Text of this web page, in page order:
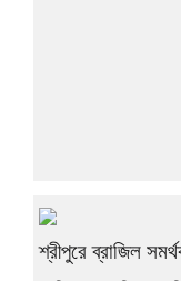
শ্রীপুরে ব্রাজিল